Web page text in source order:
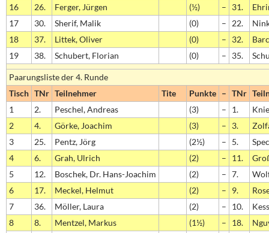
16
26. Ferger, Jürgen (½) – 31.
17
30. Sherif, Malik (0) – 22.
18
37. Littek, Oliver (0) – 32.
19
38. Schubert, Florian (0) – 35.
Paarungsliste der 4. Runde
Tisch TNr Teilnehmer Tite Punkte – TNr
1
2. Peschel, Andreas (3) – 1.
2
4. Görke, Joachim (3) – 3.
3
25. Pentz, Jörg (2½) – 5.
4
6. Grah, Ulrich (2) – 11.
5
12. Boschek, Dr. Hans-Joachim (2) – 7.
6
17. Meckel, Helmut (2) – 9.
7
36. Möller, Laura (2) – 10.
8
8. Mentzel, Markus (1½) – 18.